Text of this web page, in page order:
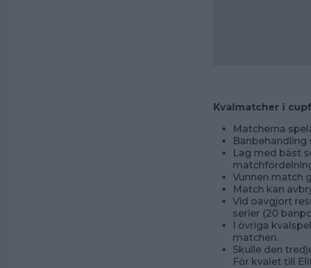
Kvalmatcher i
Matcherna
Banbehandling
Lag med bäst
Vunnen match
Match kan
Vid oavgjort
serier (20
I övriga
matchen.
Skulle den
För kvalet till